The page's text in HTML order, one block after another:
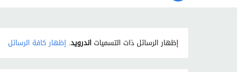
‏إظهار الرسائل ذات التسميات اندرويد. إظهار كافة الرسائل